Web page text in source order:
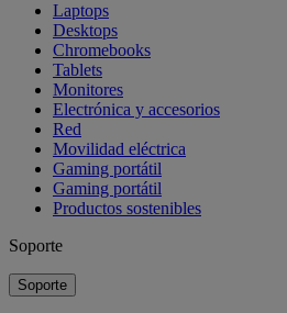
Laptops
Desktops
Chromebooks
Tablets
Monitores
Electrónica y accesorios
Red
Movilidad eléctrica
Gaming portátil
Gaming portátil
Productos sostenibles
Soporte
Soporte